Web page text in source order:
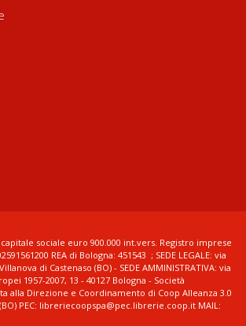
- capitale sociale euro 900.000 int.vers. Registro imprese
REA di Bologna: 451543 ; SEDE LEGALE: via
di Castenaso (BO) - SEDE AMMINISTRATIVA: via
1957-2007, 13 - 40127 Bologna - Società
alla Direzione e Coordinamento di Coop Alleanza 3.0
PEC: libreriecoopspa@pec.librerie.coop.it MAIL: